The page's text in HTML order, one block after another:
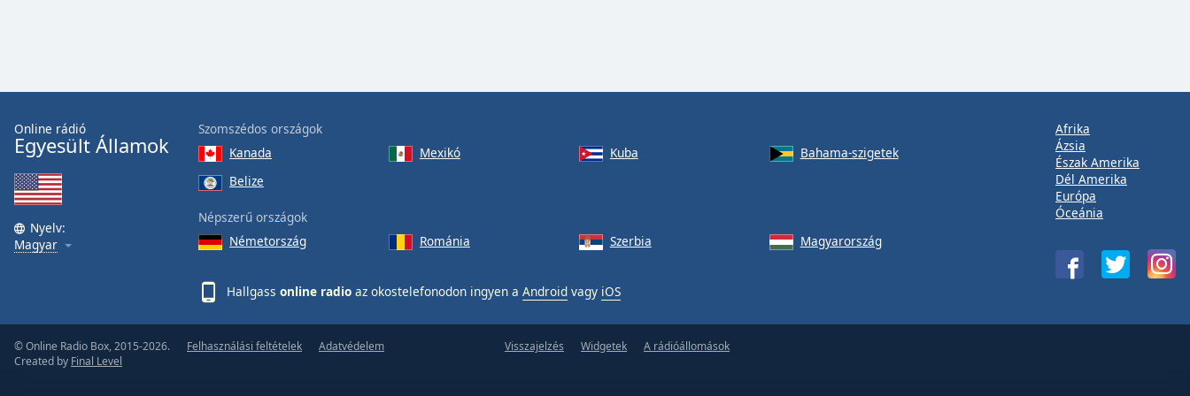
Color
Opacity
Text
Background
Color
Caption
Area
Online rádió
Egyesült Államok
Nyelv:
Magyar
Szomszédos országok
Kanada
Mexikó Kuba
Bahama-szigetek
Belize
Népszerű országok
Németország
Románia Szerbia Magyarország
Hallgass online radio az okostelefonodon ingyen a Android vagy iOS
Afrika
Ázsia
Észak Amerika
Dél Amerika
Európa
Óceánia
© Online Radio Box, 2015-2026.
Created by Final Level
Felhasználási feltételek Adatvédelem Visszajelzés Widgetek A rádióállomások